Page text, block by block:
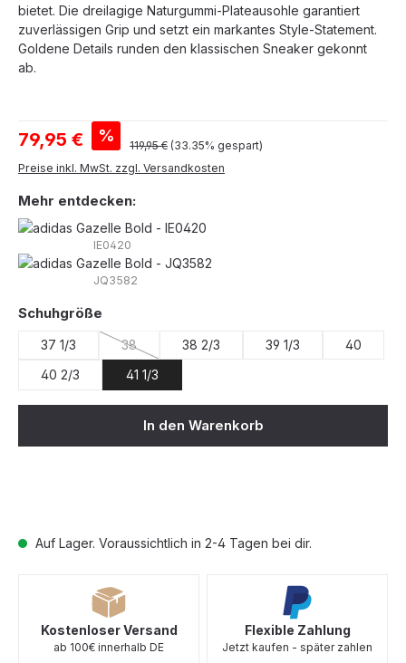
bietet. Die dreilagige Naturgummi-Plateausohle garantiert
zuverlässigen Grip und setzt ein markantes Style-Statement.
Goldene Details runden den klassischen Sneaker gekonnt
ab.
Verkaufspreis:
79,95 € % Regulärer Preis:
119,95 € (33.35% gespart)
Preise inkl. MwSt. zzgl. Versandkosten
Auf Lager. Voraussichtlich in 2-4 Tagen bei dir.
Mehr entdecken:
IE0420
JQ3582
Schuhgröße
37 1/3 38
(Diese Option ist zurzeit nicht verfügbar.)
38 2/3 39 1/3
40
40 2/3
41 1/3
In den Warenkorb
Kostenloser Versand
ab 100€ innerhalb DE
Flexible Zahlung
Jetzt kaufen - später zahlen